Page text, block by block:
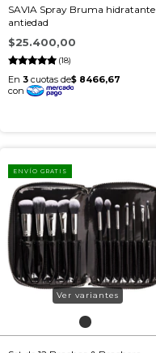
SAVIA Spray Bruma hidratante
antiedad
(18)
$25.400,00
ENVÍO GRATIS
Ver variantes